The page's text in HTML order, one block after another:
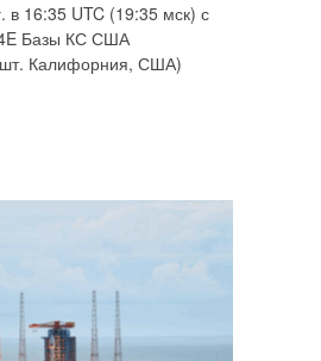
в 16:35 UTC (19:35 мск) с
Базы КС США
Калифорния, США)